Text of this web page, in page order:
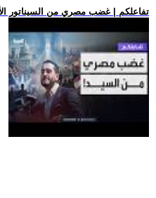
.. تفاعلكم | غضب مصري من السيناتور